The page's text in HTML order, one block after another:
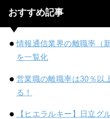
おすすめ記事
情報通信業界の離職率（
を一覧化
営業職の離職率は30％以
る！
【ヒエラルキー】日立グ